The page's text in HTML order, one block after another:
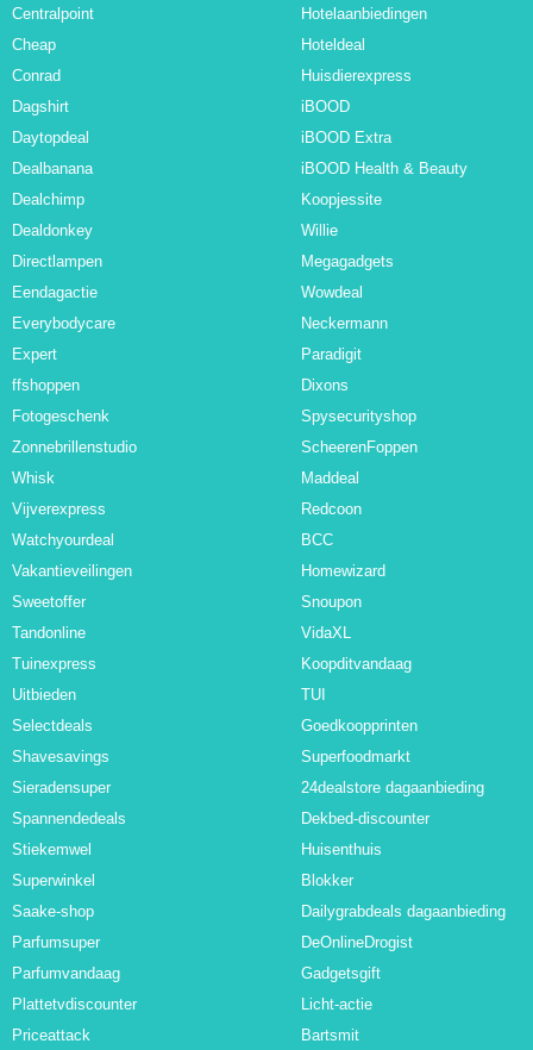
Centralpoint
Cheap
Conrad
Dagshirt
Daytopdeal
Dealbanana
Dealchimp
Dealdonkey
Directlampen
Eendagactie
Everybodycare
Expert
ffshoppen
Fotogeschenk
Zonnebrillenstudio
Whisk
Vijverexpress
Watchyourdeal
Vakantieveilingen
Sweetoffer
Tandonline
Tuinexpress
Uitbieden
Selectdeals
Shavesavings
Sieradensuper
Spannendedeals
Stiekemwel
Superwinkel
Saake-shop
Parfumsuper
Parfumvandaag
Plattetvdiscounter
Priceattack
Hotelaanbiedingen
Hoteldeal
Huisdierexpress
iBOOD
iBOOD Extra
iBOOD Health & Beauty
Koopjessite
Willie
Megagadgets
Wowdeal
Neckermann
Paradigit
Dixons
Spysecurityshop
ScheerenFoppen
Maddeal
Redcoon
BCC
Homewizard
Snoupon
VidaXL
Koopditvandaag
TUI
Goedkoopprinten
Superfoodmarkt
24dealstore dagaanbieding
Dekbed-discounter
Huisenthuis
Blokker
Dailygrabdeals dagaanbieding
DeOnlineDrogist
Gadgetsgift
Licht-actie
Bartsmit